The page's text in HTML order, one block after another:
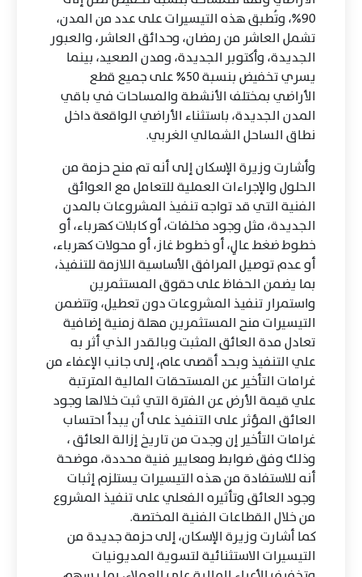
90%، وتُطبق هذه التيسيرات على عدد من المدن،
تشمل العاشر من رمضان، وحدائق العاشر، والعبور
الجديدة، وأكتوبر الجديدة، ومدن الصعيد، بينما
يسري تخفيض بنسبة 50% على جميع قطع
الأراضي بمختلف الأنشطة والمساحات في باقي
المدن الجديدة، باستثناء الأراضي الواقعة داخل
نطاق الساحل الشمالي الغربي.
وأشارت وزيرة الإسكان إلى أنه تم منح حزمة من
الحلول والإجراءات العملية للتعامل مع العوائق
الفنية التي قد تواجه تنفيذ المشروعات بالمدن
الجديدة، مثل وجود مخلفات، أو كابلات كهرباء، أو
خطوط ضغط عالٍ، أو خطوط غاز، أو محولات كهرباء،
أو عدم توصيل المرافق الأساسية اللازمة للتنفيذ،
بما يضمن الحفاظ على حقوق المستثمرين
واستمرار تنفيذ المشروعات دون تعطيل، وتتضمن
التيسيرات منح المستثمرين مهلة زمنية إضافية
تعادل مدة العائق المثبت وبالقدر الذي أثر به
علي التنفيذ وبحد أقصى عام، إلى جانب الإعفاء من
غرامات التأخير عن المستحقات المالية المترتبة
علي قيمة الأرض عن الفترة التي ثبت خلالها وجود
العائق المؤثر على التنفيذ على أن يبدأ احتساب
غرامات التأخير إن وجدت من تاريخ إزالة العائق ،
وذلك وفق ضوابط ومعايير فنية محددة، موضحة
أنه للاستفادة من هذه التيسيرات يستلزم إثبات
وجود العائق وتأثيره الفعلي على تنفيذ المشروع
من خلال القطاعات الفنية المختصة.
كما أشارت وزيرة الإسكان، إلى حزمة جديدة من
التيسيرات الاستثنائية لتسوية المديونيات